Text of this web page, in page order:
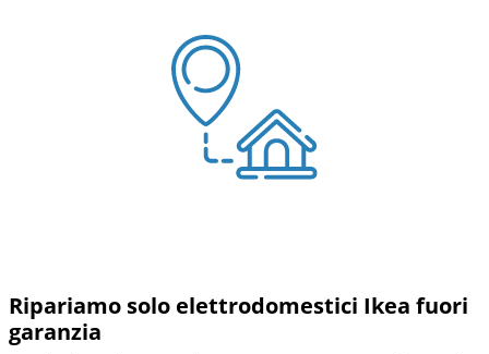
Ripariamo solo elettrodomestici Ikea fuori
garanzia